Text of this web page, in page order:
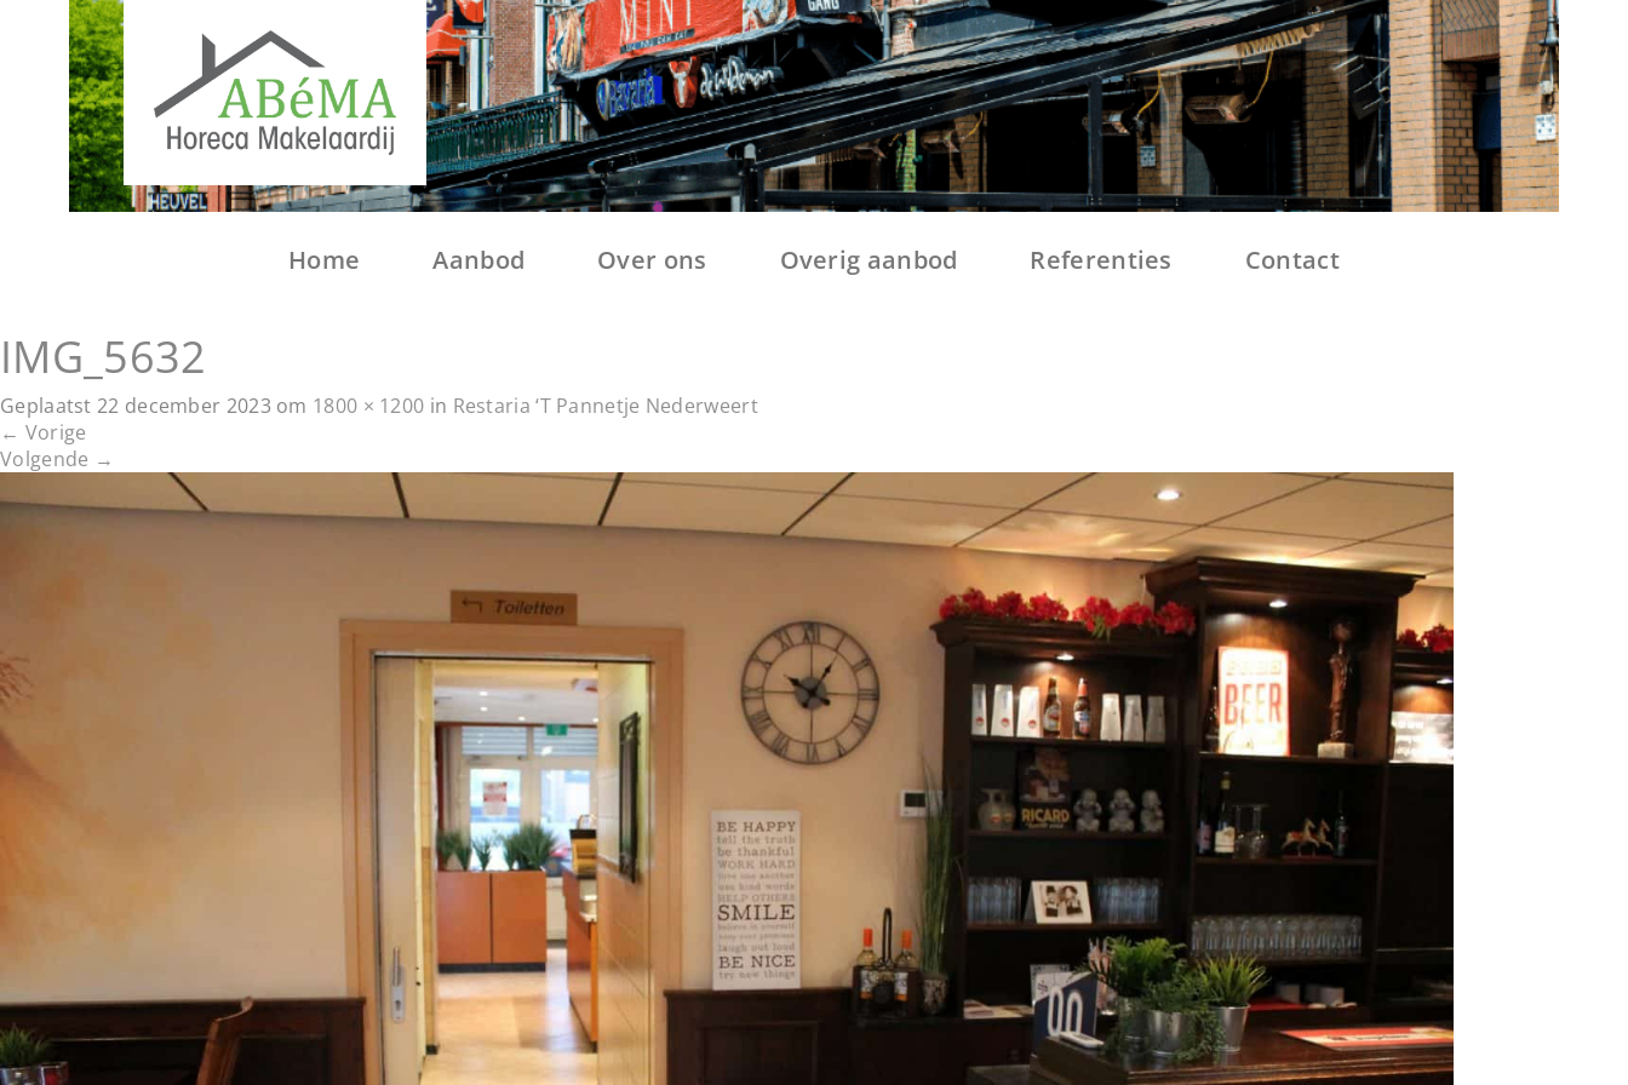
Home Aanbod Over ons Overig aanbod Referenties Contact
IMG_5632
Geplaatst22 december 2023 om 1800 × 1200 in Restaria ‘T Pannetje Nederweert
← Vorige
Volgende →